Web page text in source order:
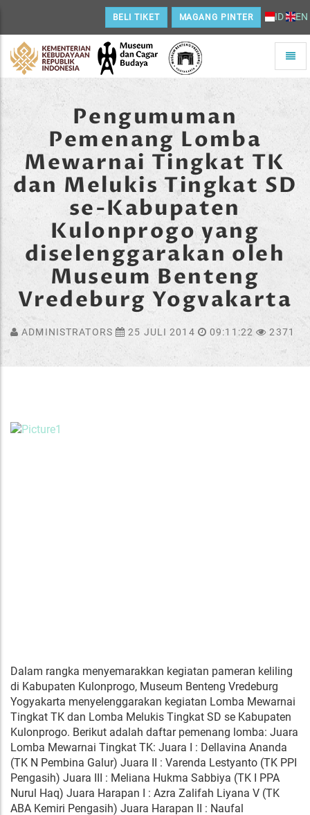
BELI TIKET MAGANG PINTER ID EN
Home
Toggle
Pengumuman
Pemenang Lomba
Mewarnai Tingkat TK
dan Melukis Tingkat SD
se-Kabupaten
Kulonprogo yang
diselenggarakan oleh
Museum Benteng
Vredeburg Yogvakarta
ADMINISTRATORS 25 JULI 2014 09:11:22 2371
Dalam rangka menyemarakkan kegiatan pameran keliling
di Kabupaten Kulonprogo, Museum Benteng Vredeburg
Yogyakarta menyelenggarakan kegiatan Lomba Mewarnai
Tingkat TK dan Lomba Melukis Tingkat SD se Kabupaten
Kulonprogo. Berikut adalah daftar pemenang lomba: Juara
Lomba Mewarnai Tingkat TK: Juara I : Dellavina Ananda
(TK N Pembina Galur) Juara II : Varenda Lestyanto (TK PPI
Pengasih) Juara III : Meliana Hukma Sabbiya (TK I PPA
Nurul Haq) Juara Harapan I : Azra Zalifah Liyana V (TK
ABA Kemiri Pengasih) Juara Harapan II : Naufal